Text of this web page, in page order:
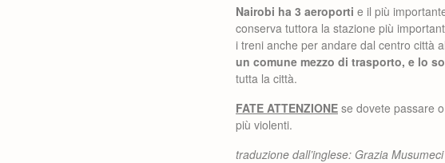
Nairobi ha 3 aeroporti e il più
conserva tuttora la stazione più
i treni anche per andare dal centro città
un comune mezzo di trasporto, e lo
tutta la città.
FATE ATTENZIONE se dovete passare
più violenti.
traduzione dall’inglese: Grazia Musumeci